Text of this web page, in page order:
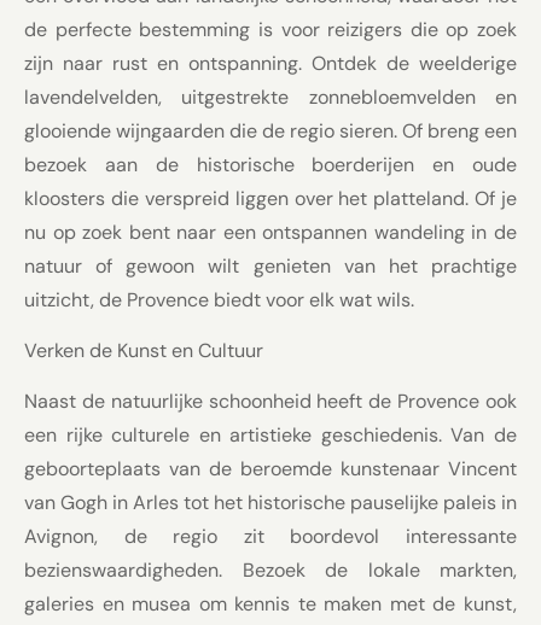
de perfecte bestemming is voor reizigers die op zoek
zijn naar rust en ontspanning. Ontdek de weelderige
lavendelvelden, uitgestrekte zonnebloemvelden en
glooiende wijngaarden die de regio sieren. Of breng een
bezoek aan de historische boerderijen en oude
kloosters die verspreid liggen over het platteland. Of je
nu op zoek bent naar een ontspannen wandeling in de
natuur of gewoon wilt genieten van het prachtige
uitzicht, de Provence biedt voor elk wat wils.
Verken de Kunst en Cultuur
Naast de natuurlijke schoonheid heeft de Provence ook
een rijke culturele en artistieke geschiedenis. Van de
geboorteplaats van de beroemde kunstenaar Vincent
van Gogh in Arles tot het historische pauselijke paleis in
Avignon, de regio zit boordevol interessante
bezienswaardigheden. Bezoek de lokale markten,
galeries en musea om kennis te maken met de kunst,